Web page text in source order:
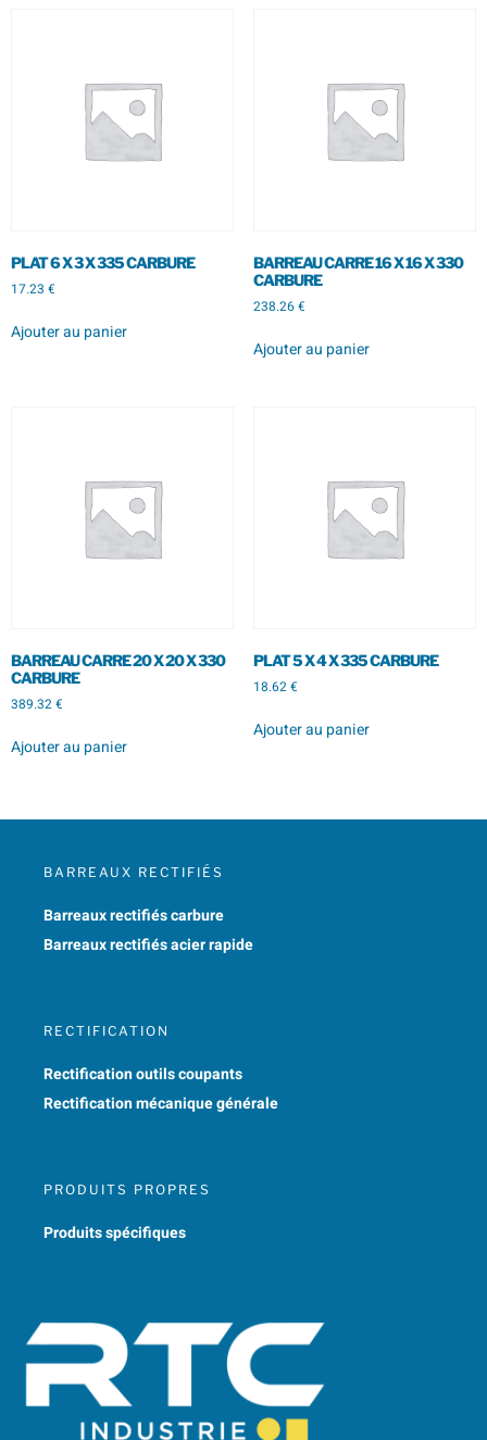
PLAT 6 X 3 X 335 CARBURE
17.23 €
Ajouter au panier
BARREAU CARRE 16 X 16 X 330
CARBURE
238.26€
Ajouter au panier
BARREAU CARRE 20 X 20 X 330
CARBURE
389.32€
Ajouter au panier
PLAT 5 X 4 X 335 CARBURE
18.62€
Ajouter au panier
BARREAUX RECTIFIÉS
Barreaux rectifiés carbure
Barreaux rectifiés acier rapide
RECTIFICATION
Rectification outils coupants
Rectification mécanique générale
PRODUITS PROPRES
Produits spécifiques